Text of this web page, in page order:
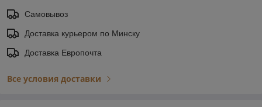
Самовывоз
Доставка курьером по Минску
Доставка Европочта
Все условия доставки